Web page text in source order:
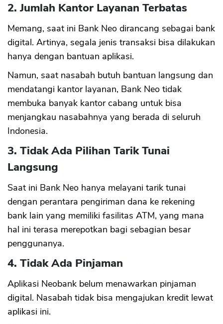
2. Jumlah Kantor Layanan Terbatas
Memang, saat ini Bank Neo dirancang sebagai bank
digital. Artinya, segala jenis transaksi bisa dilakukan
hanya dengan bantuan aplikasi.
Namun, saat nasabah butuh bantuan langsung dan
mendatangi kantor layanan, Bank Neo tidak
membuka banyak kantor cabang untuk bisa
menjangkau nasabahnya yang berada di seluruh
Indonesia.
3. Tidak Ada Pilihan Tarik Tunai
Langsung
Saat ini Bank Neo hanya melayani tarik tunai
dengan perantara pengiriman dana ke rekening
bank lain yang memiliki fasilitas ATM, yang mana
hal ini terasa merepotkan bagi sebagian besar
penggunanya.
4. Tidak Ada Pinjaman
Aplikasi Neobank belum menawarkan pinjaman
digital. Nasabah tidak bisa mengajukan kredit lewat
aplikasi ini.